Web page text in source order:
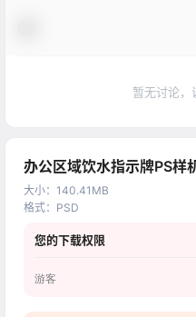
暂无讨论，
办公区域饮水指示牌PS样
大小： 140.41MB
格式： PSD
您的下载权限
游客